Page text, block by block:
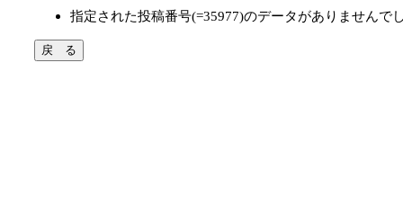
指定された投稿番号(=35977)のデータがありませんで